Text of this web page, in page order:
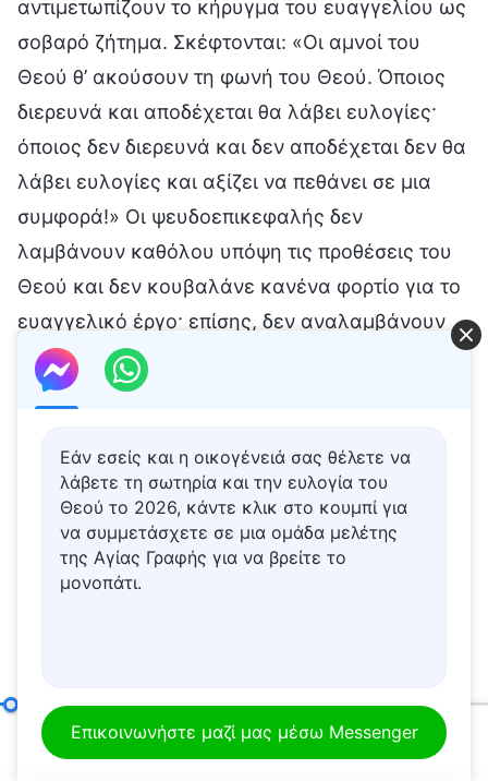
Εάν εσείς και η οικογένειά σας θέλετε να
λάβετε τη σωτηρία και την ευλογία του
Θεού το 2026, κάντε κλικ στο κουμπί για
να συμμετάσχετε σε μια ομάδα μελέτης
της Αγίας Γραφής για να βρείτε το
μονοπάτι.
Επικοινωνήστε μαζί μας μέσω Messenger